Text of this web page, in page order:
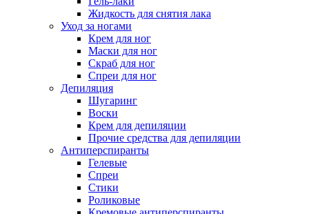
Жидкость для снятия лака
Уход за ногами
Крем для ног
Маски для ног
Скраб для ног
Спреи для ног
Депиляция
Шугаринг
Воски
Крем для депиляции
Прочие средства для депиляции
Антиперспиранты
Гелевые
Спреи
Стики
Роликовые